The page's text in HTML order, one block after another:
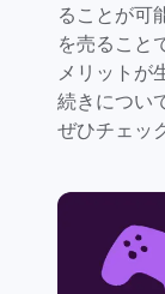
ることが可
を売ること
メリットが
続きについ
ぜひチェッ